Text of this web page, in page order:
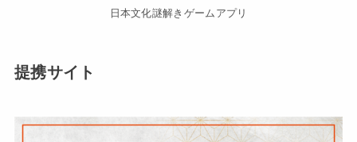
日本文化謎解きゲームアプリ
提携サイト